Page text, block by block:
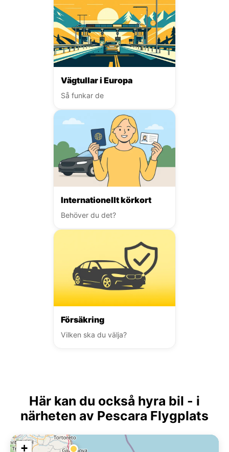
Vägtullar i Europa
Så funkar de
Internationellt körkort
Behöver du det?
Försäkring
Vilken ska du välja?
Här kan du också hyra bil - i
närheten av Pescara Flygplats
+